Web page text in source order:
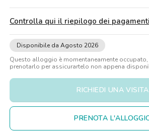
Padova
Controlla qui il riepilogo dei pagamenti
Disponibile da Agosto 2026
Questo alloggio è momentaneamente
prenotarlo per assicurartelo non appena
RICHIEDI UNA VISITA
PRENOTA